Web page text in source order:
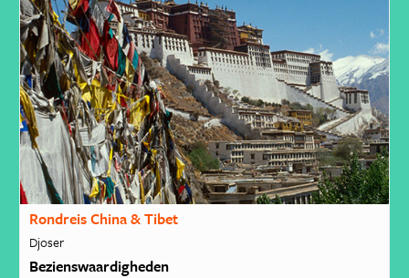
Rondreis China & Tibet
Djoser
Bezienswaardigheden